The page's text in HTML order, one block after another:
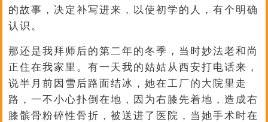
的故事，决定补写进来，以使初学的人，有个明确
认识。
那还是我拜师后的第二年的冬季，当时妙法老和尚
正住在我家里。有一天我的姑姑从西安打电话来，
说半月前因雪后路面结冰，她在工厂的大院里走
路，一不小心扑倒在地，因为右膝先着地，造成右
膝髌骨粉碎性骨折，被送进了医院，当她手术时在